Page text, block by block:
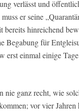
verlässt und
er seine
bereits hinreichend
Begabung für
erst einmal einige
nie ganz recht, wie
vor vier Jahren